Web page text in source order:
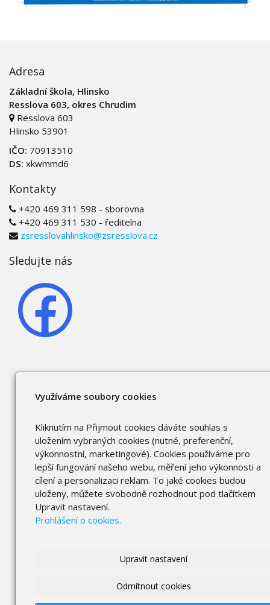
Adresa
Základní škola, Hlinsko
Resslova 603, okres Chrudim
Resslova 603
Hlinsko 53901
IČO: 70913510
DS: xkwmmd6
Kontakty
+420 469 311 598 - sborovna
+420 469 311 530 - ředitelna
zsresslovahlinsko@zsresslova.cz
Sledujte nás
Využíváme soubory cookies
Kliknutím na Přijmout cookies dáváte souhlas s
uložením vybraných cookies (nutné, preferenční,
výkonnostní, marketingové). Cookies používáme pro
lepší fungování našeho webu, měření jeho výkonnosti a
cílení a personalizaci reklam. To jaké cookies budou
uloženy, můžete svobodně rozhodnout pod tlačítkem
Upravit nastavení.
Prohlášení o cookies.
Upravit nastavení
Odmítnout cookies